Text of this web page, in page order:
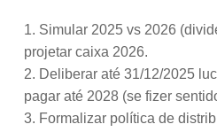
1. Simular 2025 vs 2026
projetar caixa 2026.
2. Deliberar até 31/12/2025
pagar até 2028 (se fizer
3. Formalizar política de